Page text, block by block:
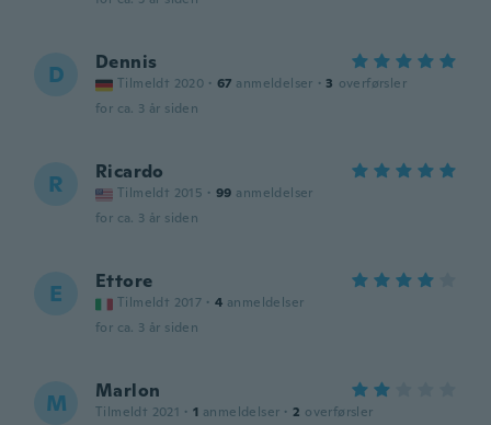
D Dennis
Tilmeldt 2020 · 67 anmeldelser · 3 overførsler
for ca. 3 år siden
R Ricardo
Tilmeldt 2015 · 99 anmeldelser
for ca. 3 år siden
E Ettore
Tilmeldt 2017 · 4 anmeldelser
for ca. 3 år siden
M Marlon
Tilmeldt 2021 · 1 anmeldelser · 2 overførsler